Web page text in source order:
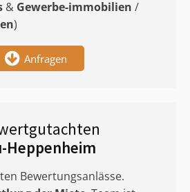
& Gewerbe-immobilien /
)
Anfragen
Heppenheim
Bewertungsanlässe.